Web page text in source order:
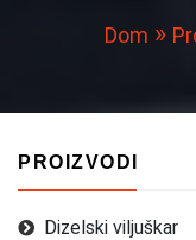
Dom
PROIZVODI
Dizelski viljuškar